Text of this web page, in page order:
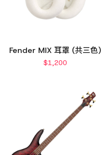
Fender MIX 耳罩 (共三色)
$1,200